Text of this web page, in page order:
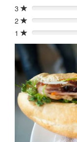
3
0%
2
0%
1
0%